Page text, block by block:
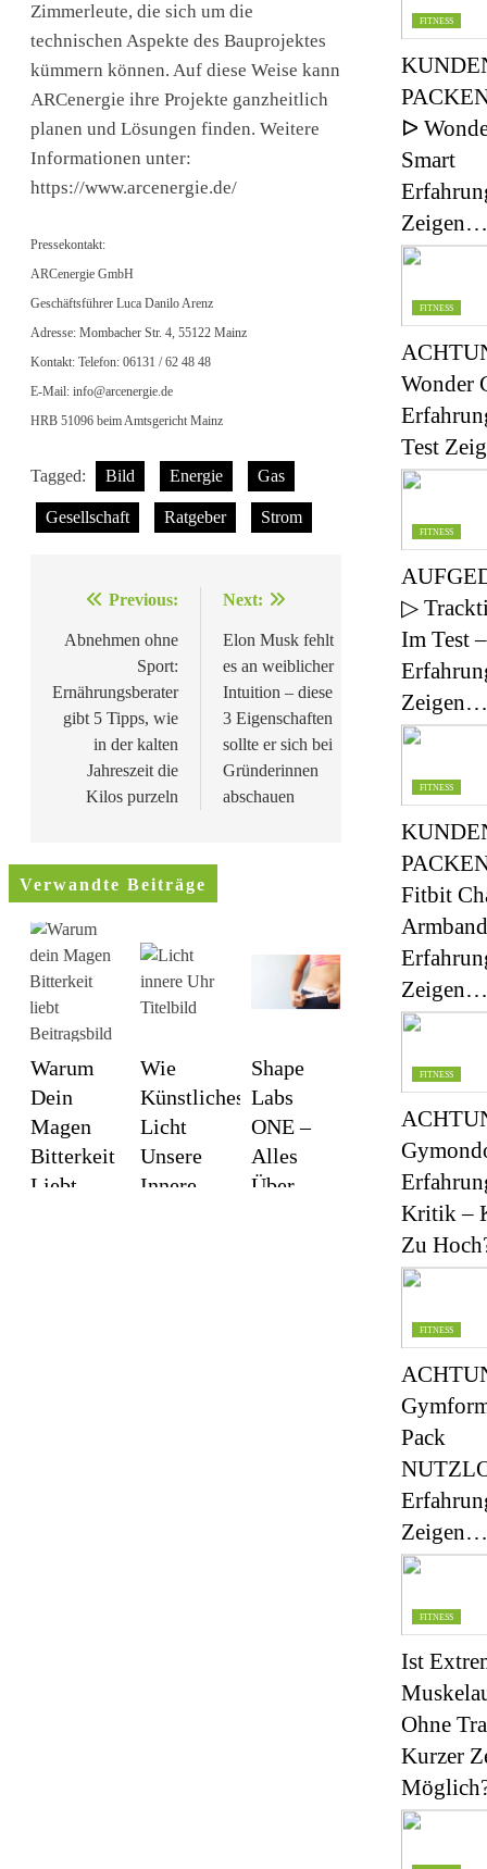
Zimmerleute, die sich um die
technischen Aspekte des Bauprojektes
kümmern können. Auf diese Weise kann
ARCenergie ihre Projekte ganzheitlich
planen und Lösungen finden. Weitere
Informationen unter:
https://www.arcenergie.de/
Pressekontakt:
ARCenergie GmbH
Geschäftsführer Luca Danilo Arenz
Adresse: Mombacher Str. 4, 55122 Mainz
Kontakt: Telefon: 06131 / 62 48 48
E-Mail: info@arcenergie.de
HRB 51096 beim Amtsgericht Mainz
Tagged: Bild Energie Gas
Gesellschaft Ratgeber Strom
Beitragsnavigation
Previous:
Abnehmen ohne
Sport:
Ernährungsberater
gibt 5 Tipps, wie
in der kalten
Jahreszeit die
Kilos purzeln
Next:
Elon Musk fehlt
es an weiblicher
Intuition – diese
3 Eigenschaften
sollte er sich bei
Gründerinnen
abschauen
Verwandte Beiträge
Warum
Dein
Magen
Bitterkeit
Liebt –
Wie
Künstliches
Licht
Unsere
Innere
Shape
Labs
ONE –
Alles
Über
FITNESS
ᐅ
Smart
Zeigen…
FITNESS
Wonder
Test
FITNESS
▷
Im Test –
Zeigen…
FITNESS
Fitbit
Zeigen…
FITNESS
Kritik –
Zu
FITNESS
Pack
Zeigen…
FITNESS
Ist
Ohne
Kurzer